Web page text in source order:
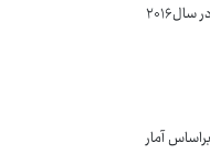
کتابخانه را به‌عنوان خانه کتاب و محلی برای سرویس‌دهی و انجام خدمات به مردم می‌دانند. در کشور فرانسه ۱۶هزار کتابخانه وجود دارد که در سال۲۰۱۶
هستند. براساس آمار